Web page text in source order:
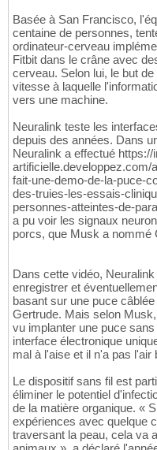
Basée à San Francisco,
centaine de personnes,
ordinateur-cerveau
Fitbit dans le crâne avec
cerveau. Selon lui, le but
vitesse à laquelle
vers une machine.
Neuralink teste les
depuis des années. Dans
Neuralink a effectué https://
fait-une-demo-de-la-puce-
des-truies-les-essais-
personnes-atteintes-de-
a pu voir les signaux
porcs, que Musk a nommé
Dans cette vidéo,
enregistrer et
basant sur une puce
Gertrude. Mais selon
vu implanter une puce
interface électronique
mal à l'aise et il n'a pas
Le dispositif sans fil est
éliminer le potentiel
de la matière organique. «
expériences avec quelque
traversant la peau, cela va